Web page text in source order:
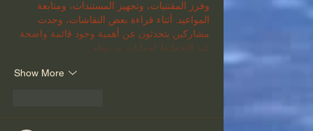
وفرز المقتنيات، وتجهيز المستندات، ومتابعة
المواعيد. أثناء قراءة بعض النقاشات، وجدت
مشاركين يتحدثون عن أهمية وجود قائمة واضحة
عند التخطيط لعمليات مرتبطة…
Show More